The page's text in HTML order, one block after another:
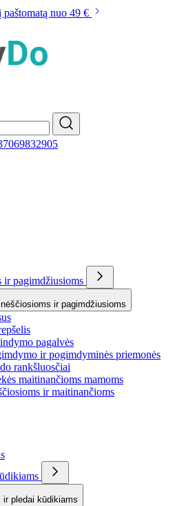
nuo 49 €
ir pagimdžiusioms
ir pagimdžiusioms
pagalvės
ir pogimdyminės priemonės
rankšluosčiai
maitinančioms mamoms
ir maitinančioms
ir pledai kūdikiams